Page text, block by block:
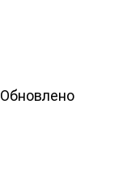
Обновлено